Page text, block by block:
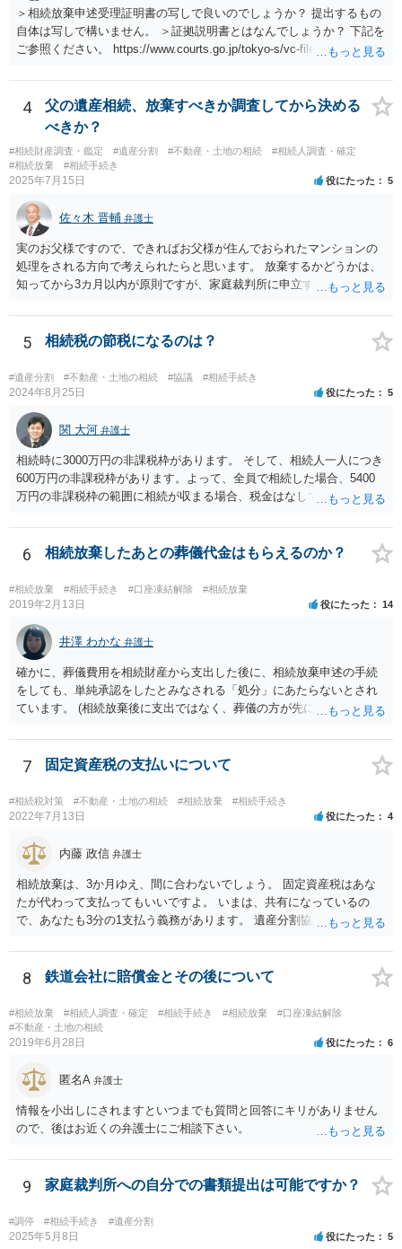
＞相続放棄申述受理証明書の写しで良いのでしょうか？ 提出するもの
自体は写しで構いません。 ＞証拠説明書とはなんでしょうか？ 下記を
ご参照ください。 https://www.courts.go.jp/tokyo-s/vc-files/tokyo-s/file/
4
父の遺産相続、放棄すべきか調査してから決める
べきか？
#相続財産調査・鑑定 #遺産分割 #不動産・土地の相続
#相続人調査・確定
#相続放棄
#相続手続き
2025年7月15日 役にたった 5
佐々木 晋輔 弁護士
実のお父様ですので、できればお父様が住んでおられたマンションの
処理をされる方向で考えられたらと思います。 放棄するかどうかは、
知ってから3カ月以内が原則ですが、家庭裁判所に申立すれば3カ月の
放棄するかどうか決めることができます。 銀行やサラ金が数年も放置
することはありませんので、数年後に借金が発見される可能性はほぼ
伸長して調査したところ、サラ金に対する過払金など相当な財産が見
つかったため相続したという事例がありました。
5 相続税の節税になるのは？
#遺産分割 #不動産・土地の相続 #協議 #相続手続き
2024年8月25日 役にたった 5
関 大河 弁護士
相続時に3000万円の非課税枠があります。 そして、相続人一人につき
600万円の非課税枠があります。よって、全員で相続した場合、5400
万円の非課税枠の範囲に相続が収まる場合、税金はなしです。 一人が
範囲となります。 一般的には、全員で相続する方が税金はお得です。
また、全員で相続しても、話し合いの結果、親がすべて相続と決める
0万円分使えます。 父が亡くなり、母が全部相続すると、母から三人
で相続する際は、4800万円が非課税枠となります。 そうすると、母が
亡くなってから相続すると、両親のどちらかが亡くなってから相続す
るより非課税の枠が減少します。 計画的に相続をするのがおすすめと
いうことになります。これ以外にも気をつける点はあるかもしれませ
んので、一度相談して想定するのがおすすめと思います。
6 相続放棄したあとの葬儀代金はもらえるのか？
#相続放棄 #相続手続き #口座凍結解除 #相続放棄
2019年2月13日 役にたった 14
井澤 わかな 弁護士
確かに、葬儀費用を相続財産から支出した後に、相続放棄申述の手続
をしても、単純承認をしたとみなされる「処分」にあたらないとされ
ています。 (相続放棄後に支出ではなく、葬儀の方が先に来るのが通常
述の手続ということだと思いますが) ただ、葬儀費用ならいくらでもよ
いということではなく、身分相応の、社会的儀式として当然認められ
に葬儀費用を支出する経済力がなく、質素な葬儀を行った費用であれ
ば相続財産から支出しても単純承認と認められない可能性が高いの
7 固定資産税の支払いについて
#相続税対策 #不動産・土地の相続 #相続放棄 #相続手続き
2022年7月13日 役にたった 4
内藤 政信 弁護士
相続放棄は、3か月ゆえ、間に合わないでしょう。 固定資産税はあな
たが代わって支払ってもいいですよ。 いまは、共有になっているの
で、あなたも3分の1支払う義務があります。 遺産分割協議をして、不
払い義務があります。
8 鉄道会社に賠償金とその後について
#相続放棄 #相続人調査・確定 #相続手続き #相続放棄
#口座凍結解除
#不動産・土地の相続
2019年6月28日 役にたった 6
匿名A 弁護士
情報を小出しにされますといつまでも質問と回答にキリがありません
ので、後はお近くの弁護士にご相談下さい。
9 家庭裁判所への自分での書類提出は可能ですか？
#調停 #相続手続き #遺産分割
2025年5月8日 役にたった 5